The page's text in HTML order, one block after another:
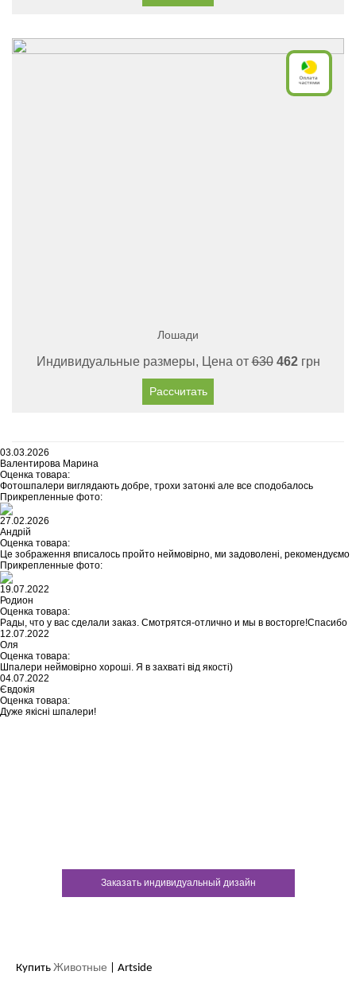
Лошади
Индивидуальные размеры, Цена от630 462грн
Рассчитать
03.03.2026
Валентирова Марина
Оценка товара:
Фотошпалери виглядають добре, трохи затонкі але все сподобалось
Прикрепленные фото:
27.02.2026
Андрій
Оценка товара:
Це зображення вписалось пройто неймовірно, ми задоволені, рекомендуємо
Прикрепленные фото:
19.07.2022
Родион
Оценка товара:
Рады, что у вас сделали заказ. Смотрятся-отлично и мы в восторге!Спасибо
12.07.2022
Оля
Оценка товара:
Шпалери неймовірно хороші. Я в захваті від якості)
04.07.2022
Євдокія
Оценка товара:
Дуже якісні шпалери!
Заказать индивидуальный дизайн
Купить Животные | Artside